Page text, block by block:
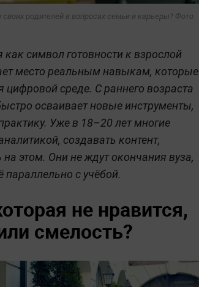
родителей в вопросах семьи и карьеры? Фото
символ готовности к взрослой
место реальным навыкам, которые
среде. С раннего возраста
осваивает новые инструменты,
Уже в 18–20 лет многие
создавать контент,
этом. Они не ждут окончания вуза,
параллельно с учёбой.
не нравится,
смелость?